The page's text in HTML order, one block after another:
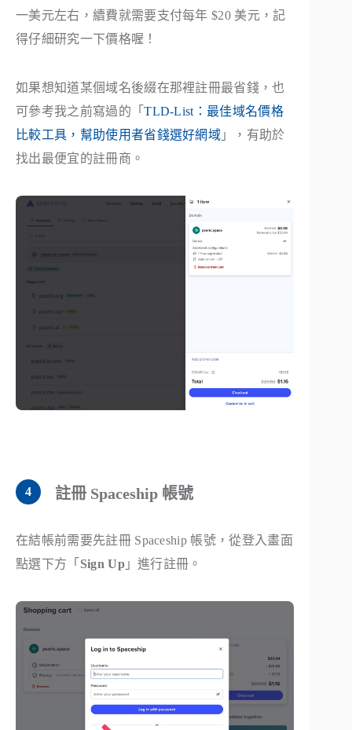
一美元左右，續費就需要支付每年 $20 美元，記
得仔細研究一下價格喔！
如果想知道某個域名後綴在那裡註冊最省錢，也
可參考我之前寫過的「TLD-List：最佳域名價格
比較工具，幫助使用者省錢選好網域 」，有助於
找出最便宜的註冊商。
註冊 Spaceship 帳號
在結帳前需要先註冊 Spaceship 帳號，從登入畫面
點選下方「 Sign Up」進行註冊。